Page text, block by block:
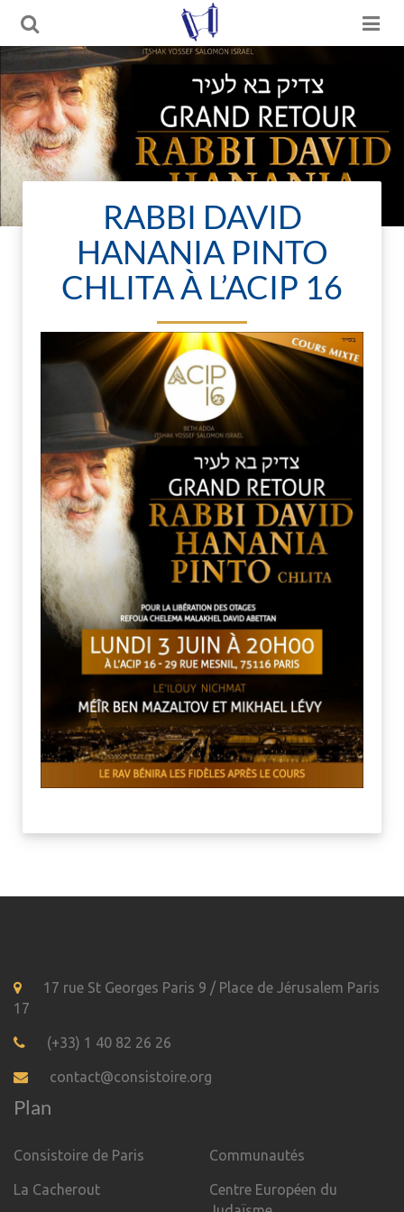
RABBI DAVID
HANANIA PINTO
CHLITA À L’ACIP 16
17 rue St Georges Paris 9 / Place de Jérusalem Paris
17
(+33) 1 40 82 26 26
contact@consistoire.org
Plan
Consistoire de Paris
La Cacherout
Communautés
Centre Européen du